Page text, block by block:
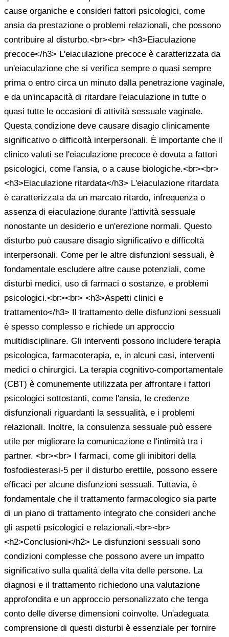
cause organiche e consideri fattori psicologici, come
ansia da prestazione o problemi relazionali, che possono
contribuire al disturbo.<br><br> <h3>Eiaculazione
precoce</h3> L'eiaculazione precoce è caratterizzata da
un'eiaculazione che si verifica sempre o quasi sempre
prima o entro circa un minuto dalla penetrazione vaginale,
e da un'incapacità di ritardare l'eiaculazione in tutte o
quasi tutte le occasioni di attività sessuale vaginale.
Questa condizione deve causare disagio clinicamente
significativo o difficoltà interpersonali. È importante che il
clinico valuti se l'eiaculazione precoce è dovuta a fattori
psicologici, come l'ansia, o a cause biologiche.<br><br>
<h3>Eiaculazione ritardata</h3> L'eiaculazione ritardata
è caratterizzata da un marcato ritardo, infrequenza o
assenza di eiaculazione durante l'attività sessuale
nonostante un desiderio e un'erezione normali. Questo
disturbo può causare disagio significativo e difficoltà
interpersonali. Come per le altre disfunzioni sessuali, è
fondamentale escludere altre cause potenziali, come
disturbi medici, uso di farmaci o sostanze, e problemi
psicologici.<br><br> <h3>Aspetti clinici e
trattamento</h3> Il trattamento delle disfunzioni sessuali
è spesso complesso e richiede un approccio
multidisciplinare. Gli interventi possono includere terapia
psicologica, farmacoterapia, e, in alcuni casi, interventi
medici o chirurgici. La terapia cognitivo-comportamentale
(CBT) è comunemente utilizzata per affrontare i fattori
psicologici sottostanti, come l'ansia, le credenze
disfunzionali riguardanti la sessualità, e i problemi
relazionali. Inoltre, la consulenza sessuale può essere
utile per migliorare la comunicazione e l'intimità tra i
partner. <br><br> I farmaci, come gli inibitori della
fosfodiesterasi-5 per il disturbo erettile, possono essere
efficaci per alcune disfunzioni sessuali. Tuttavia, è
fondamentale che il trattamento farmacologico sia parte
di un piano di trattamento integrato che consideri anche
gli aspetti psicologici e relazionali.<br><br>
<h2>Conclusioni</h2> Le disfunzioni sessuali sono
condizioni complesse che possono avere un impatto
significativo sulla qualità della vita delle persone. La
diagnosi e il trattamento richiedono una valutazione
approfondita e un approccio personalizzato che tenga
conto delle diverse dimensioni coinvolte. Un'adeguata
comprensione di questi disturbi è essenziale per fornire